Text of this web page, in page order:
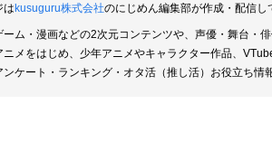
はkusuguru株式会社のにじめん編集部が作成・配信
ーム・漫画などの2次元コンテンツや、声優・舞台・
ニメをはじめ、少年アニメやキャラクター作品、
ンケート・ランキング・オタ活（推し活）お役立ち